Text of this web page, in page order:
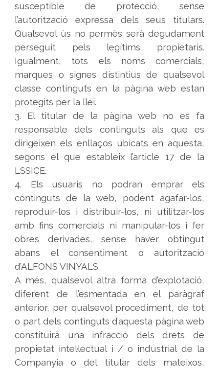
susceptible de protecció, sense
l’autorització expressa dels seus titulars.
Qualsevol ús no permès serà degudament
perseguit pels legítims propietaris.
Igualment, tots els noms comercials,
marques o signes distintius de qualsevol
classe continguts en la pàgina web estan
protegits per la llei.
3. El titular de la pàgina web no es fa
responsable dels continguts als que es
dirigeixen els enllaços ubicats en aquesta,
segons el que estableix l’article 17 de la
LSSICE.
4. Els usuaris no podran emprar els
continguts de la web, podent agafar-los,
reproduir-los i distribuir-los, ni utilitzar-los
amb fins comercials ni manipular-los i fer
obres derivades, sense haver obtingut
abans el consentiment o autorització
d’ALFONS VINYALS.
A més, qualsevol altra forma d’explotació,
diferent de l’esmentada en el paràgraf
anterior, per qualsevol procediment, de tot
o part dels continguts d’aquesta pàgina web
constituirà una infracció dels drets de
propietat intel·lectual i / o industrial de la
Companyia o del titular dels mateixos,